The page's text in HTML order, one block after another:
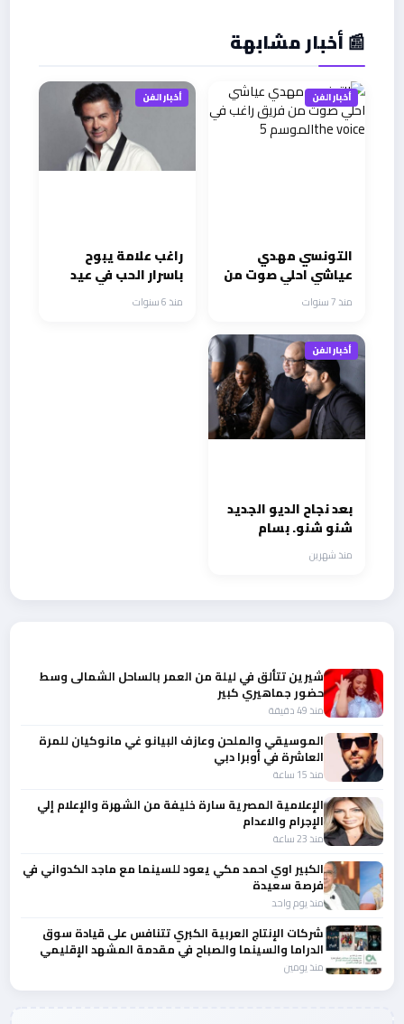
📰 أخبار مشابهة
أخبار الفن
التونسي مهدي
عياشي احلي صوت من
voiceالموسم 5
منذ 7 سنوات
أخبار الفن
راغب علامة يبوح
باسرار الحب في عيد
الحبمنذ 6 سنوات
أخبار الفن
بعد نجاح الديو الجديد
شنو شنو. بسام
الترك.. داليا مبارك
لاتشبه أحد ومحمود
منذ شهرين
شيرين تتألق في ليلة من العمر بالساحل الشمالى وسط
حضور جماهيري كبير
منذ 49 دقيقة
الموسيقي والملحن وعازف البيانو غي مانوكيان للمرة
العاشرة في أوبرا دبي
منذ 15 ساعة
الإعلامية المصرية سارة خليفة من الشهرة والإعلام إلي
الإجرام والاعدام
منذ 23 ساعة
الكبير اوي احمد مكي يعود للسينما مع ماجد الكدواني في
فرصة سعيدة
منذ يوم واحد
شركات الإنتاج العربية الكبري تتنافس على قيادة سوق
الدراما والسينما والصباح في مقدمة المشهد الإقليمي
منذ يومين